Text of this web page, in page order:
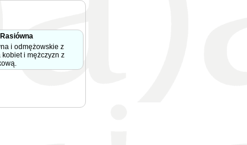
i odmężowskie z
i mężczyzn z